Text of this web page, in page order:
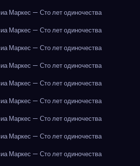
Маркес — Сто лет одиночества
Маркес — Сто лет одиночества
Маркес — Сто лет одиночества
Маркес — Сто лет одиночества
Маркес — Сто лет одиночества
Маркес — Сто лет одиночества
Маркес — Сто лет одиночества
Маркес — Сто лет одиночества
Маркес — Сто лет одиночества